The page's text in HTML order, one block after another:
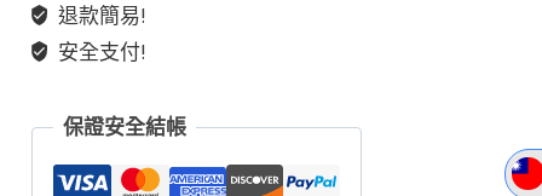
晶
手
退款簡易!
安全支付!
保證安全結帳